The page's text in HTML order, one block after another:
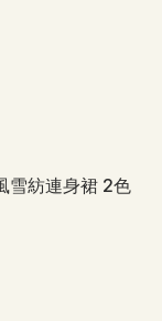
雪紡連身裙 2色